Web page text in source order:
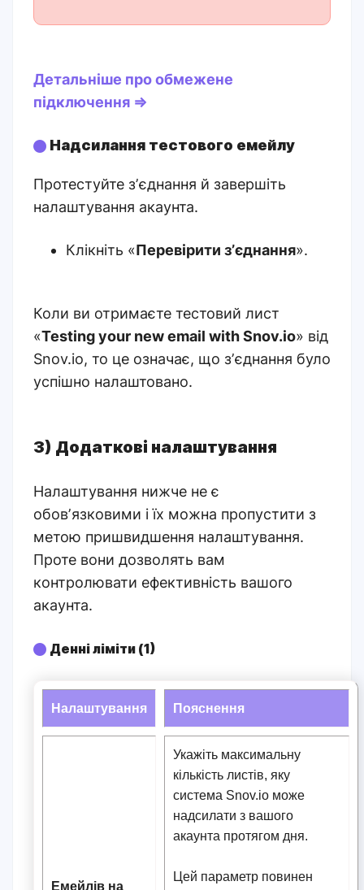
Детальніше про обмежене
підключення ⇒
Надсилання тестового емейлу
Протестуйте зʼєднання й завершіть
налаштування акаунта.
Клікніть «Перевірити зʼєднання».
Коли ви отримаєте тестовий лист
«Testing your new email with Snov.io» від
Snov.io, то це означає, що зʼєднання було
успішно налаштовано.
3) Додаткові налаштування
Налаштування нижче не є
обовʼязковими і їх можна пропустити з
метою пришвидшення налаштування.
Проте вони дозволять вам
контролювати ефективність вашого
акаунта.
Денні ліміти (1)
Налаштування Пояснення
Емейлів на
Укажіть максимальну
кількість листів, яку
система Snov.io може
надсилати з вашого
акаунта протягом дня.
Цей параметр повинен